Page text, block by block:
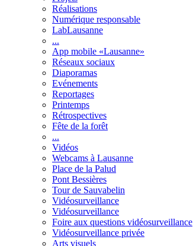
Réalisations
Numérique responsable
LabLausanne
...
App mobile «Lausanne»
Réseaux sociaux
Diaporamas
Evénements
Reportages
Printemps
Rétrospectives
Fête de la forêt
...
Vidéos
Webcams à Lausanne
Place de la Palud
Pont Bessières
Tour de Sauvabelin
Vidéosurveillance
Vidéosurveillance
Foire aux questions vidéosurveillance
Vidéosurveillance privée
Arts visuels